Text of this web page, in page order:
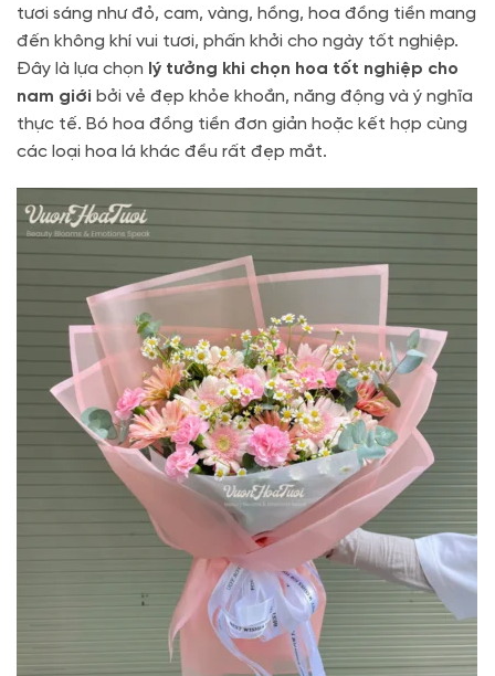
tươi sáng như đỏ, cam, vàng, hồng, hoa đồng tiền mang
đến không khí vui tươi, phấn khởi cho ngày tốt nghiệp.
Đây là lựa chọn lý tưởng khi chọn hoa tốt nghiệp cho
nam giới bởi vẻ đẹp khỏe khoắn, năng động và ý nghĩa
thực tế. Bó hoa đồng tiền đơn giản hoặc kết hợp cùng
các loại hoa lá khác đều rất đẹp mắt.